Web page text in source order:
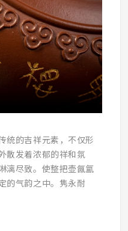
统的吉祥元素，不仅形
散发着浓郁的祥和氛
漓尽致。使整把壶氤氲
的气韵之中。隽永耐